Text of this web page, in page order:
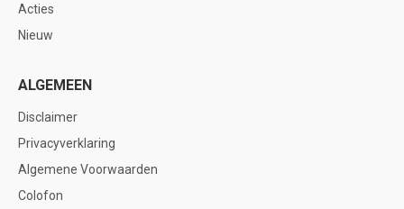
Acties
Nieuw
ALGEMEEN
Disclaimer
Privacyverklaring
Algemene Voorwaarden
Colofon